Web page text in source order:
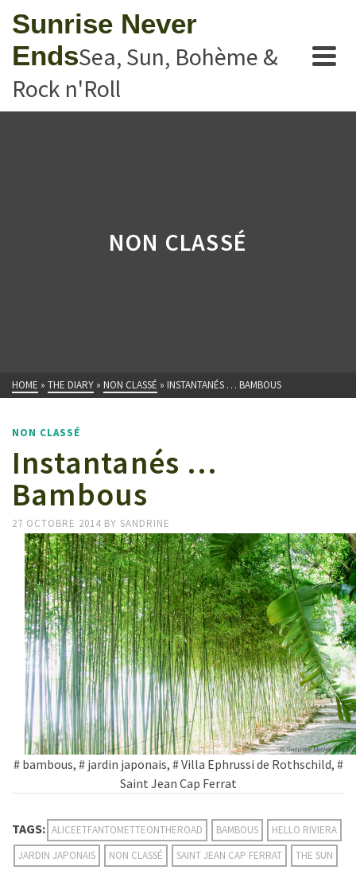
Sunrise Never
EndsSea, Sun, Bohème &
Rock n'Roll
NON CLASSÉ
HOME » THE DIARY » NON CLASSÉ » INSTANTANÉS … BAMBOUS
NON CLASSÉ
Instantanés …
Bambous
27 OCTOBRE 2014 BY SANDRINE
# bambous, # jardin japonais, # Villa Ephrussi de Rothschild, #
Saint Jean Cap Ferrat
TAGS: ALICEETFANTOMETTEONTHEROAD BAMBOUS
HELLO RIVIERA
JARDIN JAPONAIS
NON CLASSÉ SAINT JEAN CAP FERRAT
THE SUN